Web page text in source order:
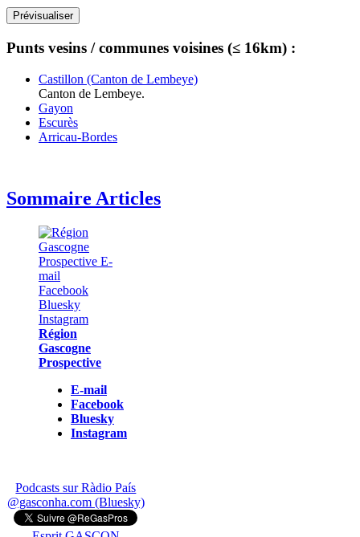
Punts vesins / communes voisines (≤ 16km) :
Castillon (Canton de Lembeye)
Canton de Lembeye.
Gayon
Escurès
Arricau-Bordes
Sommaire Articles
Région
Gascogne
Prospective
E-mail
Facebook
Bluesky
Instagram
Podcasts sur Ràdio País
@gasconha.com (Bluesky)